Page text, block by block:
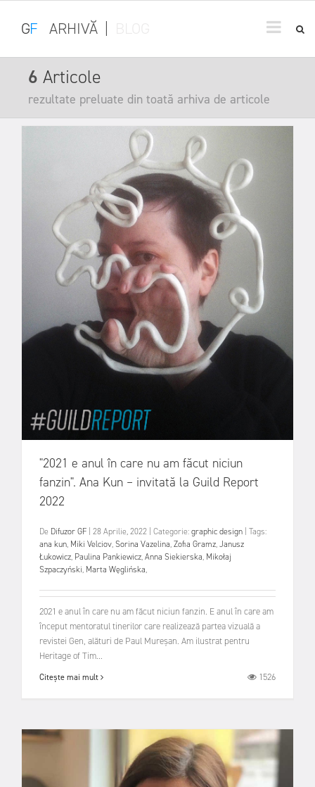
GF ARHIVĂ
6 Articole
rezultate preluate din toată arhiva de articole
"2021 e anul în care nu am făcut niciun
fanzin". Ana Kun – invitată la Guild Report
2022
De Difuzor GF 28 Aprilie, 2022 Categorie:graphic design Tags:
ana kun, Miki Velciov,Sorina Vazelina,Zofia Gramz,Janusz
Łukowicz, Paulina Pankiewicz,Anna Siekierska, Mikołaj
Szpaczyński, Marta Węglińska,
2021 e anul în care nu am făcut niciun fanzin. E anul în care am
început mentoratul tinerilor care realizează partea vizuală a
revistei Gen, alături de Paul Mureșan. Am ilustrat pentru
Heritage of Tim...
Citește mai mult 1526